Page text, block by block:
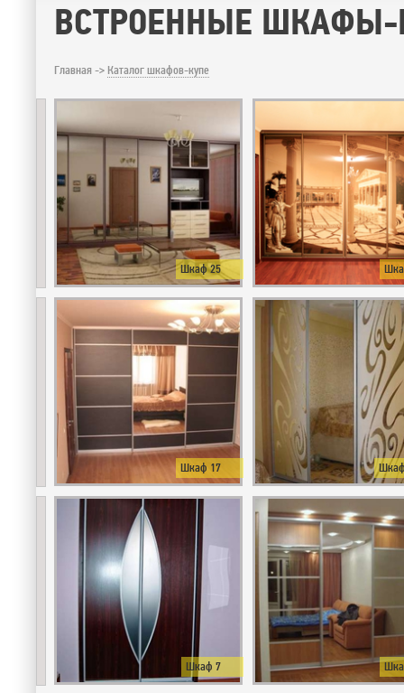
ВСТРОЕННЫЕ ШКАФЫ-
Главная -> Каталог шкафов-купе
Шкаф 25
Шкаф 17
Шкаф 7